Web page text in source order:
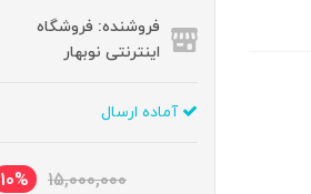
فروشنده: فروشگاه
اینترنتی نوبهار
آماده ارسال
15,000,000
10%